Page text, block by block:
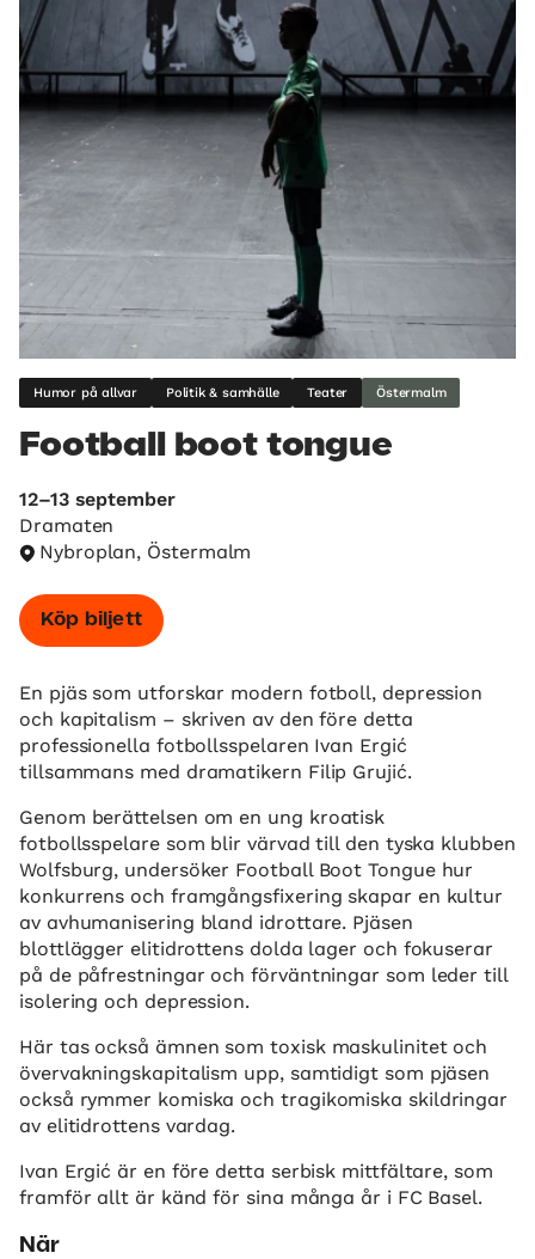
Humor på allvar Politik & samhälle Teater Östermalm
Football boot tongue
12–13 september
Dramaten
Nybroplan, Östermalm
Köp biljett
En pjäs som utforskar modern fotboll, depression
och kapitalism – skriven av den före detta
professionella fotbollsspelaren Ivan Ergić
tillsammans med dramatikern Filip Grujić.
Genom berättelsen om en ung kroatisk
fotbollsspelare som blir värvad till den tyska klubben
Wolfsburg, undersöker Football Boot Tongue hur
konkurrens och framgångsfixering skapar en kultur
av avhumanisering bland idrottare. Pjäsen
blottlägger elitidrottens dolda lager och fokuserar
på de påfrestningar och förväntningar som leder till
isolering och depression.
Här tas också ämnen som toxisk maskulinitet och
övervakningskapitalism upp, samtidigt som pjäsen
också rymmer komiska och tragikomiska skildringar
av elitidrottens vardag.
Ivan Ergić är en före detta serbisk mittfältare, som
framför allt är känd för sina många år i FC Basel.
När